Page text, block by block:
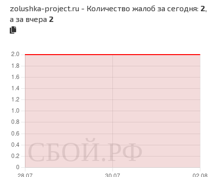
zolushka-project.ru - Количество жалоб за сегодня: 2
а за вчера 2